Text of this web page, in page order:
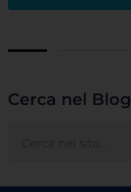
Cerca nel Blog